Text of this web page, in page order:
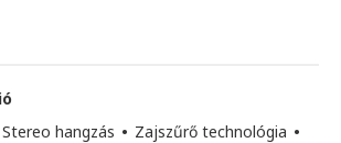
Stereo hangzás • Zajszűrő technológia •